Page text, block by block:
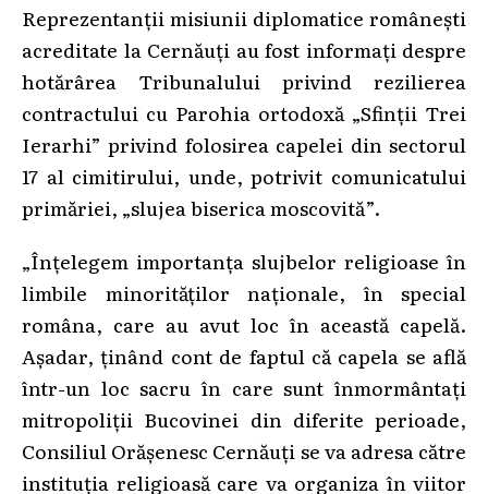
Reprezentanții misiunii diplomatice românești
acreditate la Cernăuți au fost informați despre
hotărârea Tribunalului privind rezilierea
contractului cu Parohia ortodoxă „Sfinții Trei
Ierarhi” privind folosirea capelei din sectorul
17 al cimitirului, unde, potrivit comunicatului
primăriei, „slujea biserica moscovită”.
„Înțelegem importanța slujbelor religioase în
limbile minorităților naționale, în special
româna, care au avut loc în această capelă.
Așadar, ținând cont de faptul că capela se află
într-un loc sacru în care sunt înmormântați
mitropoliții Bucovinei din diferite perioade,
Consiliul Orășenesc Cernăuți se va adresa către
instituția religioasă care va organiza în viitor